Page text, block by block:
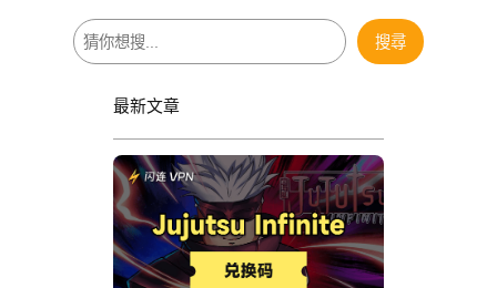
搜
尋
搜尋
最新文章